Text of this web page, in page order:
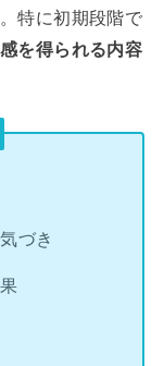
特に初期段階で
を得られる内容
づき